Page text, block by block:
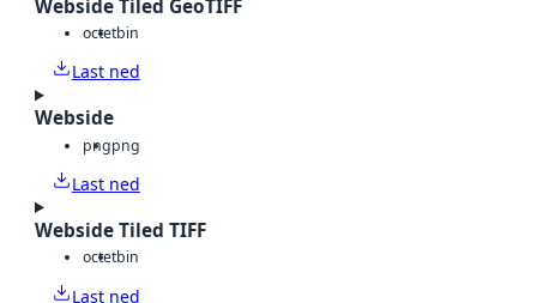
Webside Tiled GeoTIFF
octetbin
Last ned
Webside
pngpng
Last ned
Webside Tiled TIFF
octetbin
Last ned